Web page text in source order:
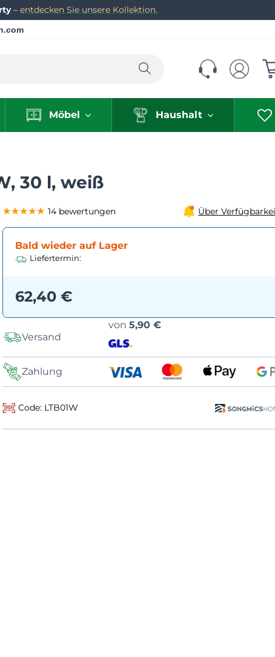
– entdecken Sie unsere Kollektion.
Suchen
Möbel Haushalt
30 l, weiß
★★★★★
★★★★★
★★★★★ 14 bewertungen Über
Bald wieder auf Lager
Liefertermin:
62,40 €
Versand
von5,90 €
Zahlung
Code: LTB01W